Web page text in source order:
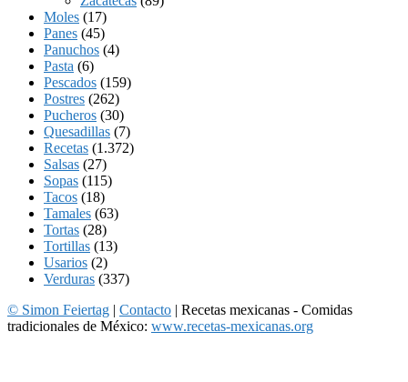
Moles (17)
Panes (45)
Panuchos (4)
Pasta (6)
Pescados (159)
Postres (262)
Pucheros (30)
Quesadillas (7)
Recetas (1.372)
Salsas (27)
Sopas (115)
Tacos (18)
Tamales (63)
Tortas (28)
Tortillas (13)
Usarios (2)
Verduras (337)
© Simon Feiertag | Contacto | Recetas mexicanas - Comidas
tradicionales de México: www.recetas-mexicanas.org